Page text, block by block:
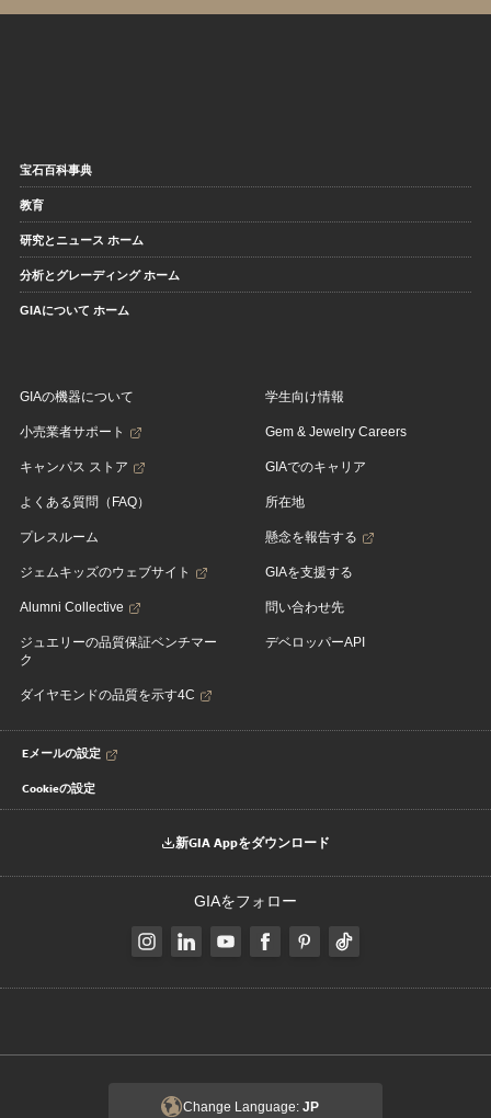
宝石百科事典
教育
研究とニュース ホーム
分析とグレーディング ホーム
GIAについて ホーム
GIAの機器について
小売業者サポート
キャンパス ストア
よくある質問（FAQ）
プレスルーム
ジェムキッズのウェブサイト
Alumni Collective
ジュエリーの品質保証ベンチマー
ク
ダイヤモンドの品質を示す4C
学生向け情報
Gem & Jewelry Careers
GIAでのキャリア
所在地
懸念を報告する
GIAを支援する
問い合わせ先
デベロッパーAPI
Eメールの設定
Cookieの設定
新GIA Appをダウンロード
GIAをフォロー
Change Language: JP